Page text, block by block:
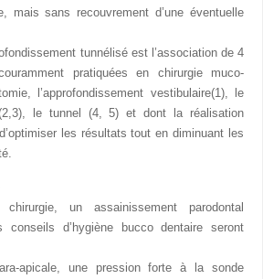
mais sans recouvrement d’une éventuelle
tunnélisé est l’association de 4
pratiquées en chirurgie muco-
l’approfondissement vestibulaire(1), le
le tunnel (4, 5) et dont la réalisation
les résultats tout en diminuant les
un assainissement parodontal
conseils d’hygiène bucco dentaire seront
apicale, une pression forte à la sonde